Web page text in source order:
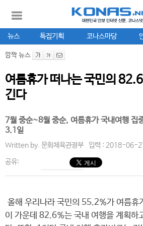
뉴스 특집기획 코나스마당
깜짝 뉴스
여름휴가 떠나는 국민의
긴다
7월 중순~8월 중순, 여름휴가 국내여행 집
3.1일
Written by. 문화체육관광부 입력 : 2018-06-
공유:
올해 우리나라 국민의 55.2%가 여름휴
이 가운데 82.6%는 국내 여행을 계획하